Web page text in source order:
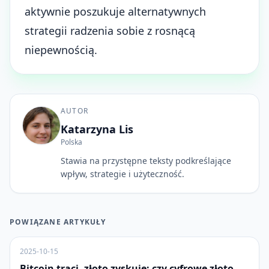
aktywnie poszukuje alternatywnych
strategii radzenia sobie z rosnącą
niepewnością.
AUTOR
Katarzyna Lis
Polska
Stawia na przystępne teksty podkreślające
wpływ, strategie i użyteczność.
POWIĄZANE ARTYKUŁY
2025-10-15